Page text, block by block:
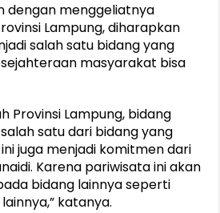
dengan menggeliatnya
Lampung, diharapkan
salah satu bidang yang
masyarakat bisa
Provinsi Lampung, bidang
satu dari bidang yang
juga menjadi komitmen dari
Karena pariwisata ini akan
bidang lainnya seperti
katanya.